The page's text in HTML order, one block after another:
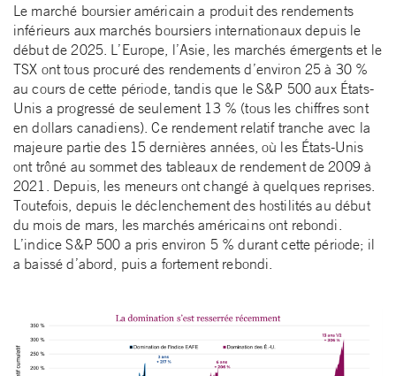
Le marché boursier américain a produit des rendements
inférieurs aux marchés boursiers internationaux depuis le
début de 2025. L’Europe, l’Asie, les marchés émergents et le
TSX ont tous procuré des rendements d’environ 25 à 30 %
au cours de cette période, tandis que le S&P 500 aux États-
Unis a progressé de seulement 13 % (tous les chiffres sont
en dollars canadiens). Ce rendement relatif tranche avec la
majeure partie des 15 dernières années, où les États-Unis
ont trôné au sommet des tableaux de rendement de 2009 à
2021. Depuis, les meneurs ont changé à quelques reprises.
Toutefois, depuis le déclenchement des hostilités au début
du mois de mars, les marchés américains ont rebondi.
L’indice S&P 500 a pris environ 5 % durant cette période; il
a baissé d’abord, puis a fortement rebondi.